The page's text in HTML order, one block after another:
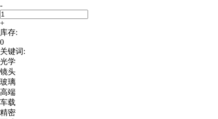
-
+
库存:
0
关键词:
光学
镜头
玻璃
高端
车载
精密